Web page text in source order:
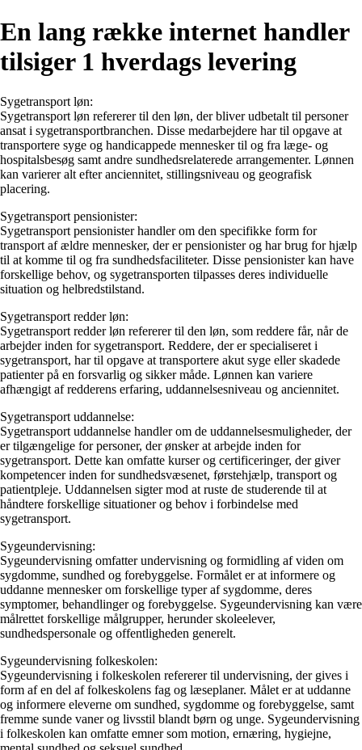
En lang række internet handler
tilsiger 1 hverdags levering
Sygetransport løn:
Sygetransport løn refererer til den løn, der bliver udbetalt til personer
ansat i sygetransportbranchen. Disse medarbejdere har til opgave at
transportere syge og handicappede mennesker til og fra læge- og
hospitalsbesøg samt andre sundhedsrelaterede arrangementer. Lønnen
kan varierer alt efter anciennitet, stillingsniveau og geografisk
placering.
Sygetransport pensionister:
Sygetransport pensionister handler om den specifikke form for
transport af ældre mennesker, der er pensionister og har brug for hjælp
til at komme til og fra sundhedsfaciliteter. Disse pensionister kan have
forskellige behov, og sygetransporten tilpasses deres individuelle
situation og helbredstilstand.
Sygetransport redder løn:
Sygetransport redder løn refererer til den løn, som reddere får, når de
arbejder inden for sygetransport. Reddere, der er specialiseret i
sygetransport, har til opgave at transportere akut syge eller skadede
patienter på en forsvarlig og sikker måde. Lønnen kan variere
afhængigt af redderens erfaring, uddannelsesniveau og anciennitet.
Sygetransport uddannelse:
Sygetransport uddannelse handler om de uddannelsesmuligheder, der
er tilgængelige for personer, der ønsker at arbejde inden for
sygetransport. Dette kan omfatte kurser og certificeringer, der giver
kompetencer inden for sundhedsvæsenet, førstehjælp, transport og
patientpleje. Uddannelsen sigter mod at ruste de studerende til at
håndtere forskellige situationer og behov i forbindelse med
sygetransport.
Sygeundervisning:
Sygeundervisning omfatter undervisning og formidling af viden om
sygdomme, sundhed og forebyggelse. Formålet er at informere og
uddanne mennesker om forskellige typer af sygdomme, deres
symptomer, behandlinger og forebyggelse. Sygeundervisning kan være
målrettet forskellige målgrupper, herunder skoleelever,
sundhedspersonale og offentligheden generelt.
Sygeundervisning folkeskolen:
Sygeundervisning i folkeskolen refererer til undervisning, der gives i
form af en del af folkeskolens fag og læseplaner. Målet er at uddanne
og informere eleverne om sundhed, sygdomme og forebyggelse, samt
fremme sunde vaner og livsstil blandt børn og unge. Sygeundervisning
i folkeskolen kan omfatte emner som motion, ernæring, hygiejne,